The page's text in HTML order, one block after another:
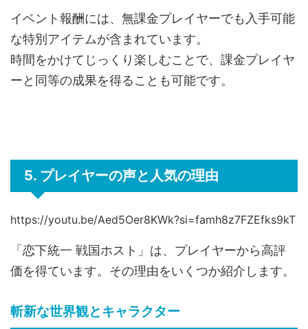
イベント報酬には、無課金プレイヤーでも入手可能
な特別アイテムが含まれています。
時間をかけてじっくり楽しむことで、課金プレイヤ
ーと同等の成果を得ることも可能です。
5. プレイヤーの声と人気の理由
https://youtu.be/Aed5Oer8KWk?si=famh8z7FZEfks9kT
「恋下統一 戦国ホスト」は、プレイヤーから高評
価を得ています。その理由をいくつか紹介します。
斬新な世界観とキャラクター